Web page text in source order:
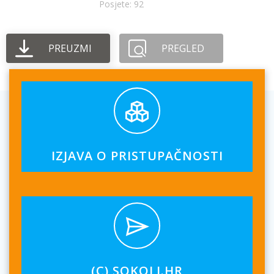
Posjete: 92
PREUZMI PREGLED
IZJAVA O PRISTUPAČNOSTI
(C) SOKOLI.HR